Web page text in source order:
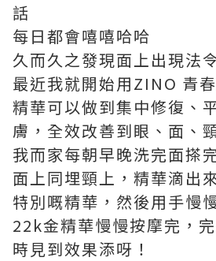
話
每日都會嘻嘻哈哈
久而久之發現面上出現法
最近我就開始用ZINO 青
精華可以做到集中修復、
膚，全效改善到眼、面、
我而家每朝早晚洗完面搽
面上同埋頸上，精華滴出
特別嘅精華，然後用手慢
22k金精華慢慢按摩完，
時見到效果添呀！